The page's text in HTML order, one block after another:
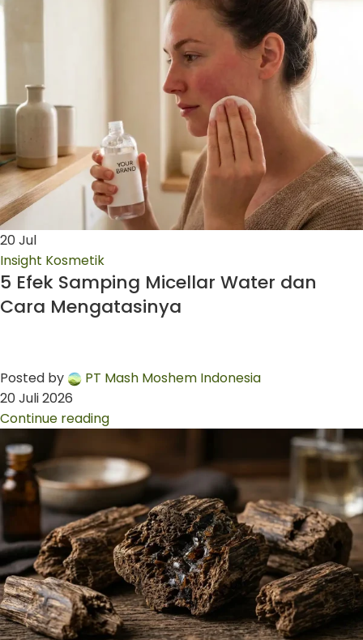
20Jul
Insight Kosmetik
5 Efek Samping Micellar Water dan
Cara Mengatasinya
Posted by
PT Mash Moshem Indonesia
20 Juli 2026
Continue reading